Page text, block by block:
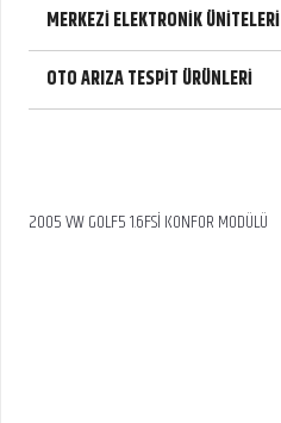
MERKEZİ ELEKTRONİK ÜNİTELERİ
OTO ARIZA TESPİT ÜRÜNLERİ
2005 VW GOLF5 1.6FSİ KONFOR MODÜLÜ